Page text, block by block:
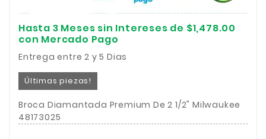
Hasta 3 Meses sin Intereses de $1,478.00
con Mercado Pago
Entrega entre 2 y 5 Dias
Últimas piezas!
Broca Diamantada Premium De 2 1/2" Milwaukee
48173025